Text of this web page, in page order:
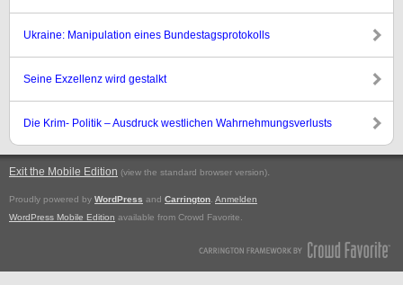
Ukraine: Manipulation eines Bundestagsprotokolls
Seine Exzellenz wird gestalkt
Die Krim- Politik – Ausdruck westlichen Wahrnehmungsverlusts
Exit the Mobile Edition (view the standard browser version).
Proudly powered by WordPress and Carrington Anmelden
WordPress Mobile Edition available from Crowd Favorite.